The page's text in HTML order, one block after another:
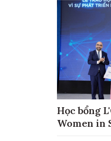
Học bổng
Women in